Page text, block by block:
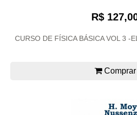
R$
CURSO DE FÍSICA BÁSICA VOL 3 -
Comprar